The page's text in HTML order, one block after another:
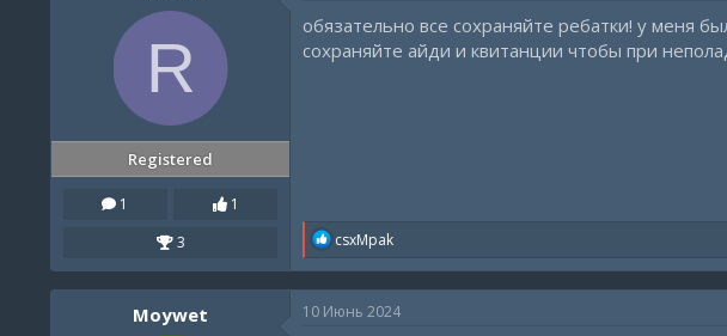
o
n
R
Registered
1
1
3
обязательно все сохраняйте ребатки! у меня
сохраняйте айди и квитанции чтобы при
R
a
c
t
csxMpak
Moywet 10 Июнь 2024